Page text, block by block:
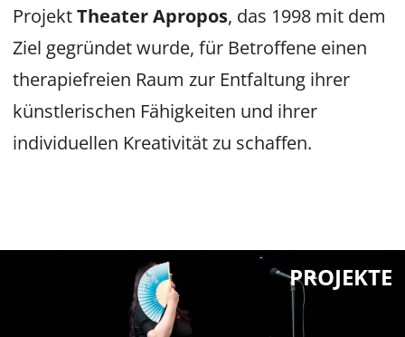
ProjektTheater Apropos, das 1998 mit dem
Ziel gegründet wurde, für Betroffene einen
therapiefreien Raum zur Entfaltung ihrer
künstlerischen Fähigkeiten und ihrer
individuellen Kreativität zu schaffen.
PROJEKTE